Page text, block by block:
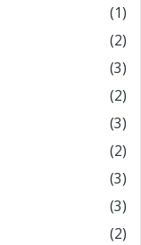
(1)
(2)
(3)
(2)
(3)
(2)
(3)
(3)
(2)